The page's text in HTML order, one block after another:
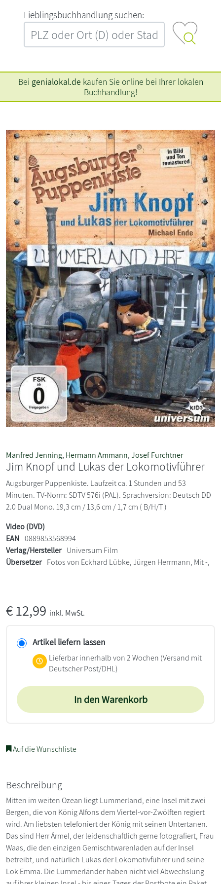
L‍i‍e‍b‍l‍i‍n‍g‍s‍b‍u‍c‍h‍h‍a‍n‍d‍l‍u‍n‍g‍ ‍s‍u‍c‍h‍e‍n‍:‍
Bei genialokal.de kaufen Sie online bei Ihrer lokalen
Buchhandlung!
Manfred Jenning, Hermann Ammann,Josef Furchtner
Jim Knopf und Lukas der Lokomotivführer
Augsburger Puppenkiste. Laufzeit ca. 1 Stunden und 53
Minuten. TV-Norm: SDTV 576i (PAL). Sprachversion: Deutsch DD
2.0 Dual Mono. 19,3 cm / 13,6 cm / 1,7 cm ( B/H/T )
Video (DVD)
EAN 0889853568994
Verlag/Hersteller Universum Film
Übersetzer Fotos von Eckhard Lübke, Jürgen Herrmann, Mit -,
€12,99 inkl. MwSt.
Artikel liefern lassen
Lieferbar innerhalb von 2 Wochen (Versand mit
Deutscher Post/DHL)
In den Warenkorb
Auf die Wunschliste
Beschreibung
Mitten im weiten Ozean liegt Lummerland, eine Insel mit zwei
Bergen, die von König Alfons dem Viertel-vor-Zwölften regiert
wird. Am liebsten telefoniert der König mit seinen Untertanen.
Das sind Herr Ärmel, der leidenschaftlich gerne fotografiert, Frau
Waas, die den einzigen Gemischtwarenladen auf der Insel
betreibt, und natürlich Lukas der Lokomotivführer und seine
Lok Emma. Die Lummerländer haben nicht viel Abwechslung